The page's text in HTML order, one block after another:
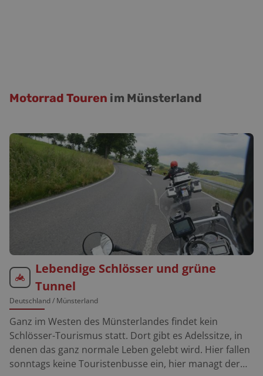
Motorrad Touren im Münsterland
Lebendige Schlösser und grüne
Tunnel
Deutschland/ Münsterland
Ganz im Westen des Münsterlandes findet kein
Schlösser-Tourismus statt. Dort gibt es Adelssitze, in
denen das ganz normale Leben gelebt wird. Hier fallen
sonntags keine Touristenbusse ein, hier managt der